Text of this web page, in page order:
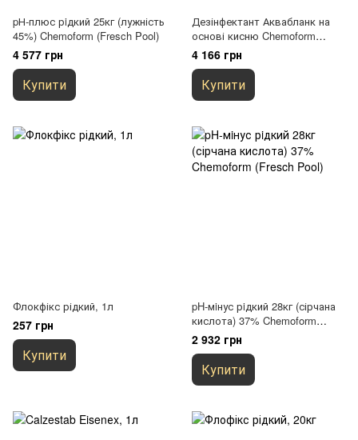
pН-плюс рiдкий 25кг (лужність
45%) Chemoform (Fresch Pool)
4 577 грн
Купити
Дезінфектант Аквабланк на
основі кисню Chemoform
(Fresch Pool)-22кг (каністра)
4 166 грн
Купити
Флокфікс рідкий, 1л
257 грн
Купити
pH-мiнус рiдкий 28кг (сірчана
кислота) 37% Chemoform
(Fresch Pool)
2 932 грн
Купити